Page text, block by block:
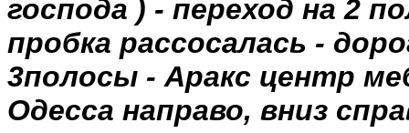
господа ) - переход на 2
пробка рассосалась -
3полосы - Аракс центр
Одесса направо, вниз